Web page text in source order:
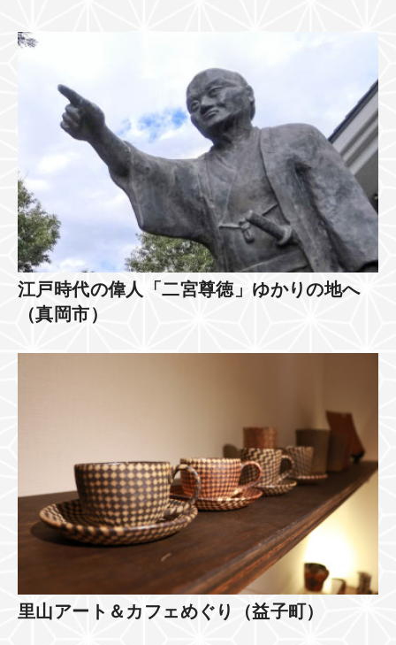
江戸時代の偉人「二宮尊徳」ゆかりの地へ
（真岡市）
里山アート＆カフェめぐり（益子町）